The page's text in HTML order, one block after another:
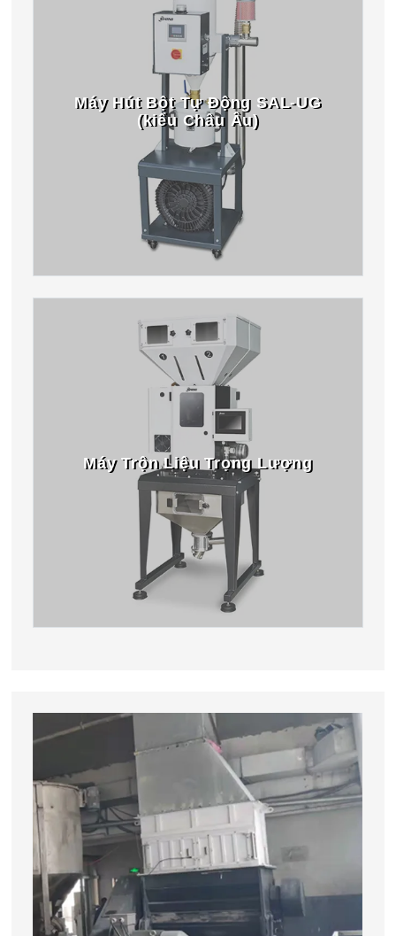
Máy Hút Bột Tự Động SAL-UG
(kiểu Châu Âu)
Máy Trộn Liệu Trọng Lượng